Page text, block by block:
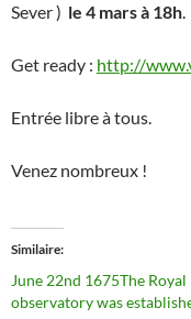
Sever ) le 4 mars à 18h.
Get ready : http://
Entrée libre à tous.
Venez nombreux !
Similaire
June 22nd 1675The Royal
observatory was